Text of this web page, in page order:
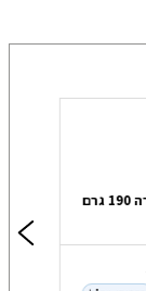
מיכל בלון גז ניקוב נקירה 190 גרם